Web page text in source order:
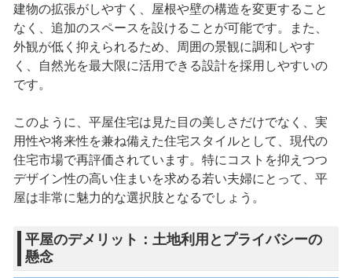
建物の拡張がしやすく、屋根や壁の構造を変更すること
なく、追加のスペースを設けることが可能です。また、
外観が低く抑えられるため、周囲の景観に調和しやす
く、自然光を最大限に活用できる設計を採用しやすいの
です。
このように、平屋住宅は見た目の美しさだけでなく、実
用性や将来性を兼ね備えた住宅スタイルとして、現代の
住宅市場で再評価されています。特にコストを抑えつつ
デザイン性の高い住まいを求める若い夫婦にとって、平
屋は非常に魅力的な選択肢となるでしょう。
平屋のデメリット：土地利用とプライバシーの
懸念